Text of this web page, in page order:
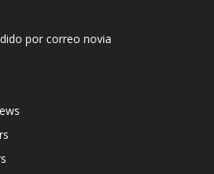
por correo novia